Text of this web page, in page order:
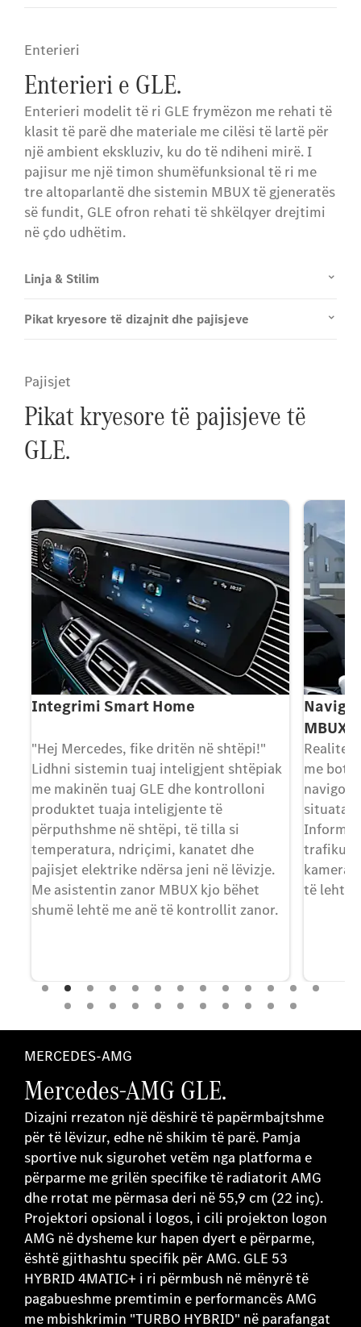
Enterieri
Enterieri e GLE.
Enterieri modelit të ri GLE frymëzon me rehati të
klasit të parë dhe materiale me cilësi të lartë për
një ambient ekskluziv, ku do të ndiheni mirë. I
pajisur me një timon shumëfunksional të ri me
tre altoparlantë dhe sistemin MBUX të gjeneratës
së fundit, GLE ofron rehati të shkëlqyer drejtimi
në çdo udhëtim.
Linja & Stilim
Pikat kryesore të dizajnit dhe pajisjeve
Pajisjet
Pikat kryesore të pajisjeve të
GLE.
Integrimi Smart Home
"Hej Mercedes, fike dritën në shtëpi!"
Lidhni sistemin tuaj inteligjent shtëpiak
me makinën tuaj GLE dhe kontrolloni
produktet tuaja inteligjente të
përputhshme në shtëpi, të tilla si
temperatura, ndriçimi, kanatet dhe
pajisjet elektrike ndërsa jeni në lëvizje.
Me asistentin zanor MBUX kjo bëhet
shumë lehtë me anë të kontrollit zanor.
MBUX
Realiteti
me
situatat
trafikut
të lehtë
MERCEDES-AMG
Mercedes-AMG GLE.
Dizajni rrezaton një dëshirë të papërmbajtshme
për të lëvizur, edhe në shikim të parë. Pamja
sportive nuk sigurohet vetëm nga platforma e
përparme me grilën specifike të radiatorit AMG
dhe rrotat me përmasa deri në 55,9 cm (22 inç).
Projektori opsional i logos, i cili projekton logon
AMG në dysheme kur hapen dyert e përparme,
është gjithashtu specifik për AMG. GLE 53
HYBRID 4MATIC+ i ri përmbush në mënyrë të
pagabueshme premtimin e performancës AMG
me mbishkrimin "TURBO HYBRID" në parafangat